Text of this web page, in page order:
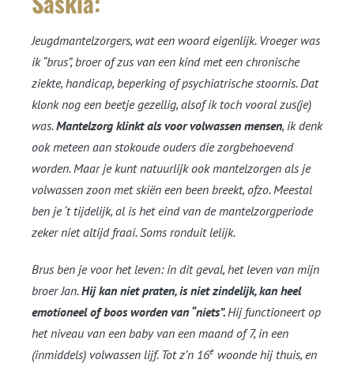
Jeugdmantelzorgers, wat een woord eigenlijk. Vroeger was
ik “brus”, broer of zus van een kind met een chronische
ziekte, handicap, beperking of psychiatrische stoornis. Dat
klonk nog een beetje gezellig, alsof ik toch vooral zus(je)
was.Mantelzorg klinkt als voor volwassen mensen, ik denk
ook meteen aan stokoude ouders die zorgbehoevend
worden. Maar je kunt natuurlijk ook mantelzorgen als je
volwassen zoon met skiën een been breekt, ofzo. Meestal
ben je ‘t tijdelijk, al is het eind van de mantelzorgperiode
zeker niet altijd fraai. Soms ronduit lelijk.
Brus ben je voor het leven: in dit geval, het leven van mijn
broer Jan.Hij kan niet praten, is niet zindelijk, kan heel
emotioneel of boos worden van “niets”.Hij functioneert op
het niveau van een baby van een maand of 7, in een
(inmiddels) volwassen lijf. Tot z’n 16e woonde hij thuis, en